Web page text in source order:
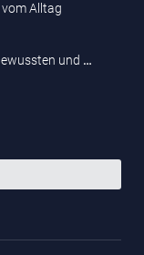
Alltag
und …